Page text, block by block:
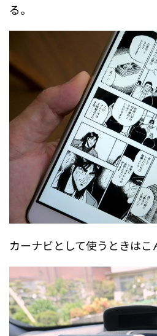
る。
カーナビとして使うときはこ